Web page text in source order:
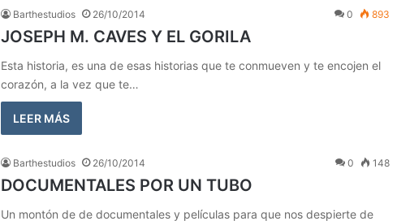
Barthestudios 26/10/2014 0 893
JOSEPH M. CAVES Y EL GORILA
Esta historia, es una de esas historias que te conmueven y te encojen el
corazón, a la vez que te…
LEER MÁS
Barthestudios 26/10/2014 0 148
DOCUMENTALES POR UN TUBO
Un montón de de documentales y películas para que nos despierte de